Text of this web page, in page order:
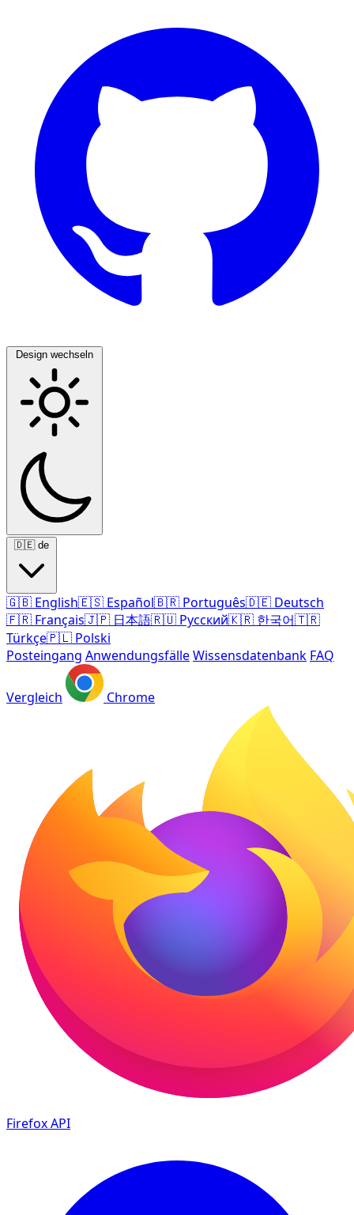
Design wechseln
🇩🇪 de
🇬🇧 English🇪🇸 Español🇧🇷 Português🇩🇪 Deutsch
🇫🇷 Français🇯🇵 日本語🇷🇺 Русский🇰🇷 한국어🇹🇷
Türkçe🇵🇱 Polski
Posteingang AnwendungsfälleWissensdatenbank FAQ
Vergleich Chrome
FirefoxAPI